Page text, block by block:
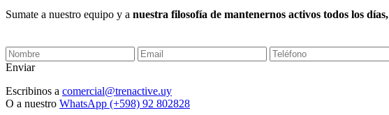
Sumate a nuestro equipo y a nuestra filosofía de mantenernos activos todos los días,
Enviar
Escribinos a comercial@trenactive.uy
O a nuestro WhatsApp (+598) 92 802828